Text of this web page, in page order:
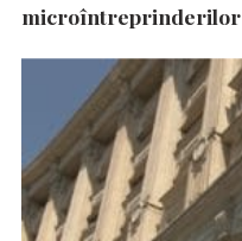
microîntreprinderilor